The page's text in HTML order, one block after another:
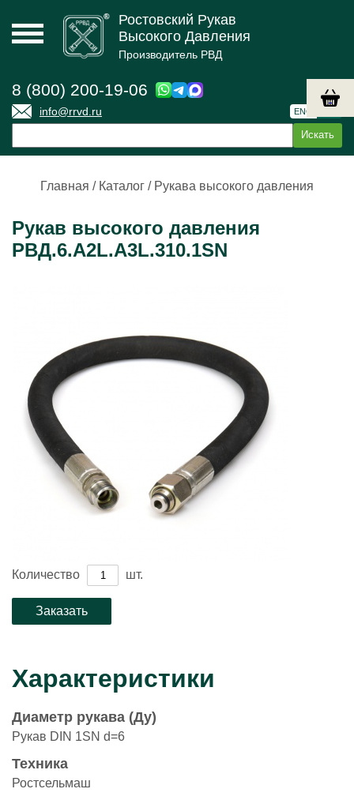
Ростовский Рукав
Высокого Давления
Производитель РВД
8 (800) 200-19-06
info@rrvd.ru ENG
Главная / Каталог / Рукава высокого давления
Рукав высокого давления
РВД.6.А2L.А3L.310.1SN
Количество шт.
Характеристики
Диаметр рукава (Ду)
Рукав DIN 1SN d=6
Техника
Ростсельмаш